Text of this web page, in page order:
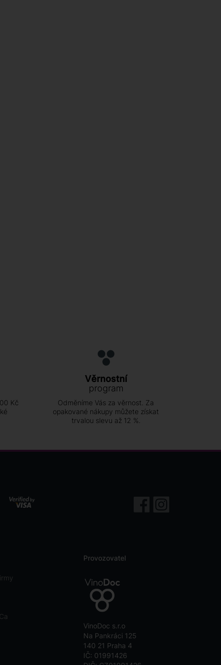
Kč
Věrnostní
program
Odměníme Vás za věrnost. Za
opakované nákupy můžete získat
trvalou slevu až 12 %.
Provozovatel
VinoDoc s.r.o
Na Pankráci 125
140 21 Praha 4
IČ: 01991426